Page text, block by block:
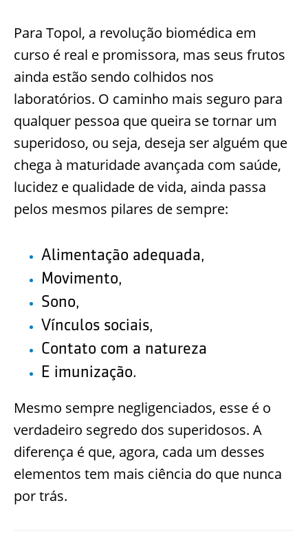
Para Topol, a revolução biomédica em
curso é real e promissora, mas seus frutos
ainda estão sendo colhidos nos
laboratórios. O caminho mais seguro para
qualquer pessoa que queira se tornar um
superidoso, ou seja, deseja ser alguém que
chega à maturidade avançada com saúde,
lucidez e qualidade de vida, ainda passa
pelos mesmos pilares de sempre:
Alimentação adequada,
Movimento,
Sono,
Vínculos sociais,
Contato com a natureza
E imunização.
Mesmo sempre negligenciados, esse é o
verdadeiro segredo dos superidosos. A
diferença é que, agora, cada um desses
elementos tem mais ciência do que nunca
por trás.